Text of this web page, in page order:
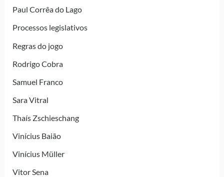
Paul Corrêa do Lago
Processos legislativos
Regras do jogo
Rodrigo Cobra
Samuel Franco
Sara Vitral
Thaís Zschieschang
Vinícius Baião
Vinícius Müller
Vitor Sena